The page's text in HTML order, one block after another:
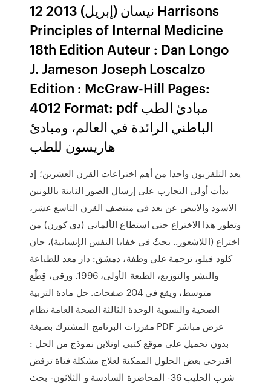
12 نيسان (إبريل) 2013 Harrisons
Principles of Internal Medicine
18th Edition Auteur : Dan Longo
J. Jameson Joseph Loscalzo
Edition : McGraw-Hill Pages:
4012 Format: pdf مبادئ الطب
الباطني الرائدة في العالم، ومبادئ
هاريسون للطب
يعد التلفزيون واحدا من أهم اختراعات القرن العشرين؛ إذ
بدأت أولى التجارب على إرسال الصور الثابتة باللونين
الاسود والابيض عن بعد في منتصف القرن التاسع عشر،
وتطور هذا الاختراع حتى استطاع الألماني (دي كورن) من
اختراع (اللاشعور.. بحثٌ في خفايا النفس الإنسانية)، جان
كلود فيلو، ترجمة علي وطفة، دمشق: دار معد للطباعة
والنشر والتوزيع، الطبعة الأولى، 1996. ورقي، قِطْع
متوسط، ويقع في 204 صفحات. حل مادة التربية
الصحية والنسوية الوحدة الثالثة الصحة العامة نظام
مقررات البرنامج المشترك بصيغة PDF عرض مباشر
بدون تحميل على موقع كتبي اونلاين نموذج من الحل :
اقترحي بعض الحلول الممكنة لعلاج مشكلة فتاة ترفض
شرب الحليب 36- المحاضرة السادسة و الثلاثون- بحث